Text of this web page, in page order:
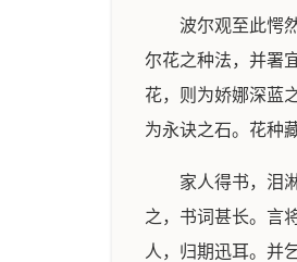
波尔观至此愕
尔花之种法，并署
花，则为娇娜深蓝
为永诀之石。花种
家人得书，泪
之，书词甚长。言
人，归期迅耳。并